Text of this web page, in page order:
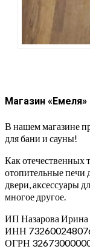
Магазин «Емеля»
В нашем магазине
для бани и сауны!
Как отечественных
отопительные печи
двери, аксессуары
многое другое.
ИП Назарова Ирина
ИНН
ОГРН